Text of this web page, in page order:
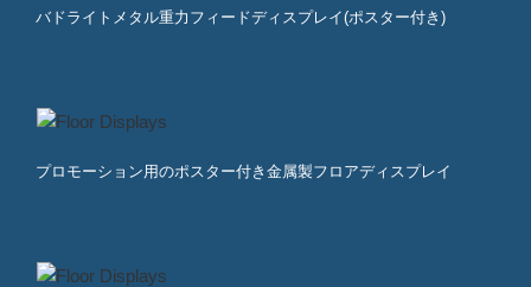
バドライトメタル重力フィードディスプレイ(ポスター付き)
プロモーション用のポスター付き金属製フロアディスプレイ